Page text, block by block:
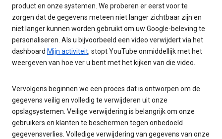
product en onze systemen. We proberen er eerst voor te
zorgen dat de gegevens meteen niet langer zichtbaar zijn en
niet langer kunnen worden gebruikt om uw Google-beleving te
personaliseren. Als u bijvoorbeeld een video verwijdert via het
dashboard Mijn activiteit, stopt YouTube onmiddellijk met het
weergeven van hoe ver u bent met het kijken van die video.
Vervolgens beginnen we een proces dat is ontworpen om de
gegevens veilig en volledig te verwijderen uit onze
opslagsystemen. Veilige verwijdering is belangrijk om onze
gebruikers en klanten te beschermen tegen onbedoeld
gegevensverlies. Volledige verwijdering van gegevens van onze